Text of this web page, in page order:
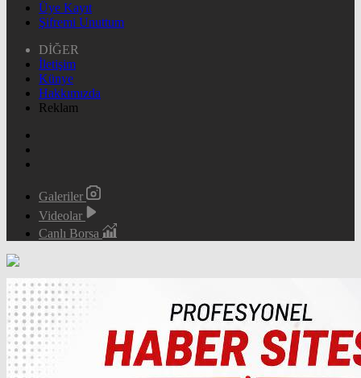
Üye Kayıt
Şifremi Unuttum
DİĞER
İletişim
Künye
Hakkımızda
Reklam
Galeriler
Videolar
Canlı Borsa